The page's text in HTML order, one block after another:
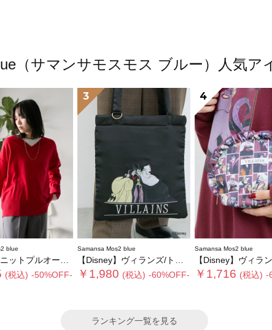
（サマンサモスモス ブルー）人気ア
blue
トプルオーバー
(税込) -50%OFF-
3
Samansa Mos2 blue
【Disney】ヴィランズ/トートバッグ
￥1,980 (税込) -60%OFF-
4
Samansa Mos2 blue
【Disney】ヴィランズ/フリ
￥1,716 (税込) -
ランキング一覧を見る